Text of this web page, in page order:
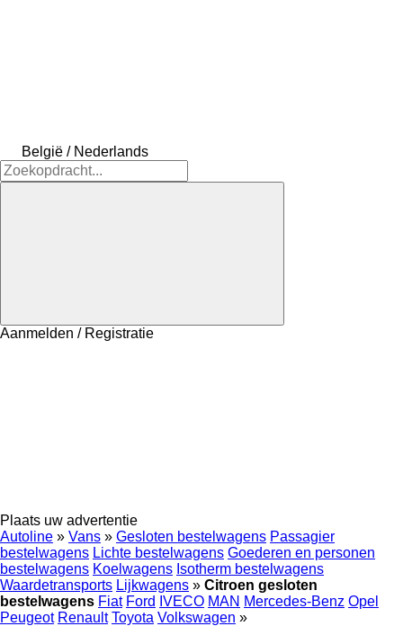
België / Nederlands
Aanmelden / Registratie
Plaats uw advertentie
Autoline » Vans » Gesloten bestelwagens Passagier
bestelwagens Lichte bestelwagens Goederen en personen
bestelwagens Koelwagens Isotherm bestelwagens
Waardetransports Lijkwagens » Citroen gesloten
bestelwagens Fiat Ford IVECO MAN Mercedes-Benz Opel
Peugeot Renault Toyota Volkswagen »